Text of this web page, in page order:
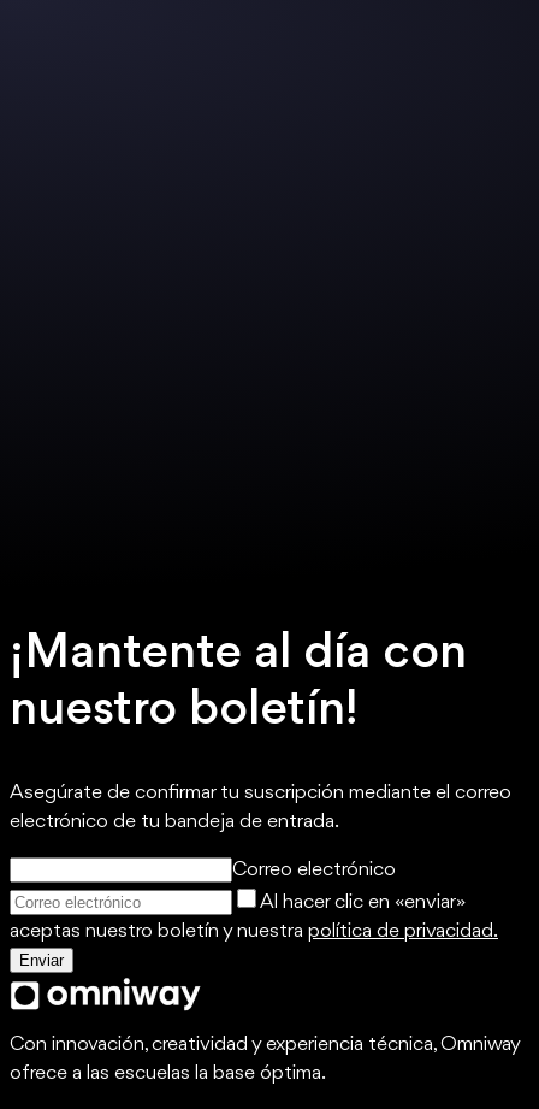
¡Mantente al día con
nuestro boletín!
Asegúrate de confirmar tu suscripción mediante el correo
electrónico de tu bandeja de entrada.
Correo electrónico
Al hacer clic en «enviar»
aceptas nuestro boletín y nuestra política de privacidad.
Enviar
Con innovación, creatividad y experiencia técnica, Omniway
ofrece a las escuelas la base óptima.